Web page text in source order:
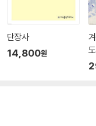
단장사
14,800원